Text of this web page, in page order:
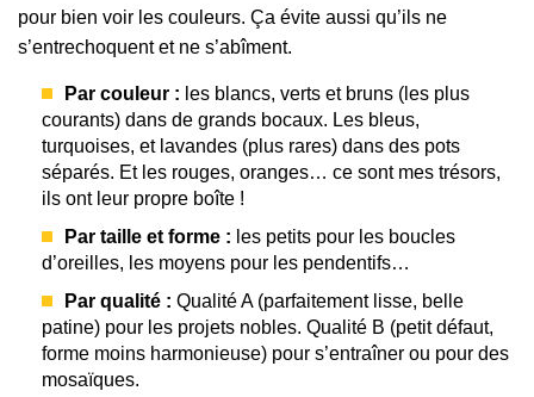
pour bien voir les couleurs. Ça évite aussi qu’ils ne
s’entrechoquent et ne s’abîment.
Par couleur : les blancs, verts et bruns (les plus
courants) dans de grands bocaux. Les bleus,
turquoises, et lavandes (plus rares) dans des pots
séparés. Et les rouges, oranges… ce sont mes trésors,
ils ont leur propre boîte !
Par taille et forme : les petits pour les boucles
d’oreilles, les moyens pour les pendentifs…
Par qualité : Qualité A (parfaitement lisse, belle
patine) pour les projets nobles. Qualité B (petit défaut,
forme moins harmonieuse) pour s’entraîner ou pour des
mosaïques.